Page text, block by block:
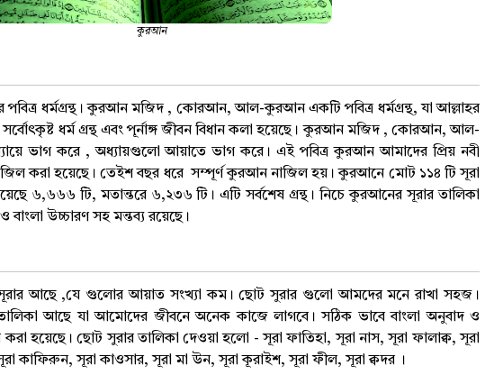
কুরআন
পবিত্র ধর্মগ্রন্থ। কুরআন মজিদ , কোরআন, আল-কুরআন একটি পবিত্র ধর্মগ্রন্থ, যা আল্লাহর
ধর্ম গ্রন্থ এবং পূর্নাঙ্গ জীবন বিধান কলা হয়েছে। কুরআন মজিদ , কোরআন, আল-
ভাগ করে , অধ্যায়গুলো আয়াতে ভাগ করে। এই পবিত্র কুরআন আমাদের প্রিয় নবী
করা হয়েছে। তেইশ বছর ধরে সম্পূর্ণ কুরআন নাজিল হয়। কুরআনে মোট ১১৪ টি সূরা
৬,৬৬৬ টি, মতান্তরে ৬,২৩৬ টি। এটি সর্বশেষ গ্রন্থ। নিচে কুরআনের সূরার তালিকা
উচ্চারণ সহ মন্তব্য রয়েছে।
আছে ,যে গুলোর আয়াত সংখ্যা কম। ছোট সুরার গুলো আমদের মনে রাখা সহজ।
আছে যা আমােদের জীবনে অনেক কাজে লাগবে। সঠিক ভাবে বাংলা অনুবাদ ও
হয়েছে। ছোট সুরার তালিকা দেওয়া হলো - সূরা ফাতিহা, সূরা নাস, সূরা ফালাক্ব, সূরা
কাফিরুন, সূরা কাওসার, সূরা মা উন, সূরা কূরাইশ, সূরা ফীল, সূরা ক্বদর ।